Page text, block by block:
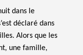
dans le
déclaré dans
Alors que les
une famille,